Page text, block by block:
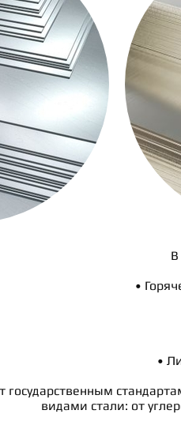
•
•
государственным
видами стали: от